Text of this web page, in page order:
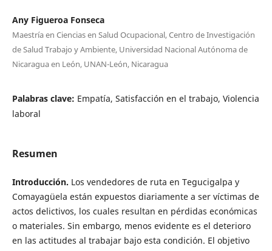
Any Figueroa Fonseca
Maestría en Ciencias en Salud Ocupacional, Centro de Investigación
de Salud Trabajo y Ambiente, Universidad Nacional Autónoma de
Nicaragua en León, UNAN-León, Nicaragua
Palabras clave: Empatía, Satisfacción en el trabajo, Violencia
laboral
Resumen
Introducción. Los vendedores de ruta en Tegucigalpa y
Comayagüela están expuestos diariamente a ser víctimas de
actos delictivos, los cuales resultan en pérdidas económicas
o materiales. Sin embargo, menos evidente es el deterioro
en las actitudes al trabajar bajo esta condición. El objetivo